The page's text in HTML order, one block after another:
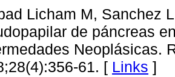
Licham M, Sanchez
de páncreas
Neoplásicas.
61. [ Links ]